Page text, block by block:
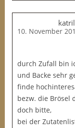
10. November
durch Zufall bin
und Backe sehr
finde
bezw. die Brösel
doch bitte,
bei der